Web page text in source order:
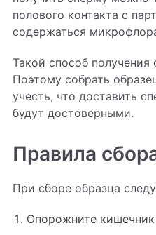
полового контакта с
содержаться
Такой способ
Поэтому собрать
учесть, что доставить
будут достоверными.
Правила
При сборе образца
Опорожните